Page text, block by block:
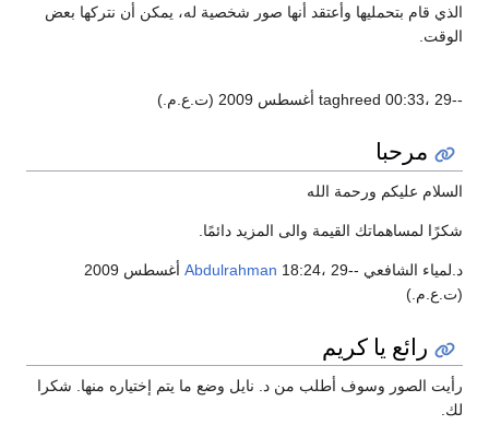
قام بتحمليها وأعتقد أنها صور شخصية له، يمكن أن نتركها بعض
مرحبا
عليكم ورحمة الله
لمساهماتك القيمة والى المزيد دائمًا.
الشافعي -- Abdulrahman
18:24، 29 أغسطس 2009
رائع يا كريم
الصور وسوف أطلب من د. نايل وضع ما يتم إختياره منها. شكرا